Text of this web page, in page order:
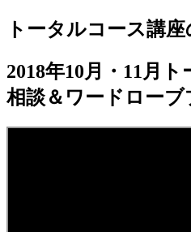
jpca.co
トータルコース講
2018年10月・11月
相談＆ワードロー